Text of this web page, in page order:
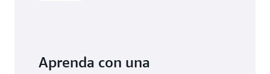
Aprenda con una